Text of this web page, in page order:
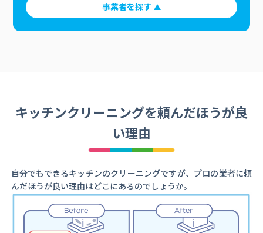
事業者を探す
キッチンクリーニングを頼んだほうが良
い理由
自分でもできるキッチンのクリーニングですが、プロの業者に頼
んだほうが良い理由はどこにあるのでしょうか。